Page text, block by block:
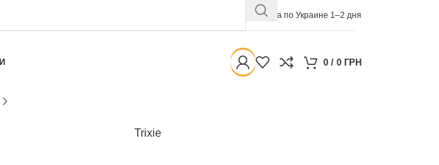
Доставка по Украине 1–2 дня
0 / 0 ГРН
Trixie